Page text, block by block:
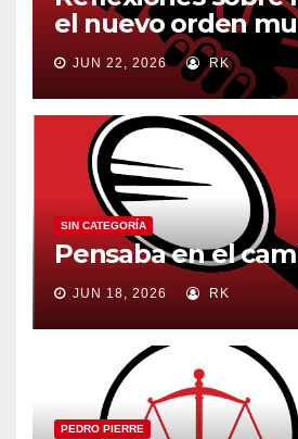
el nuevo orden
JUN 22, 2026 RK
SIN CATEGORÍA
Pensaba en el
JUN 18, 2026 RK
PEDRO PIERRE